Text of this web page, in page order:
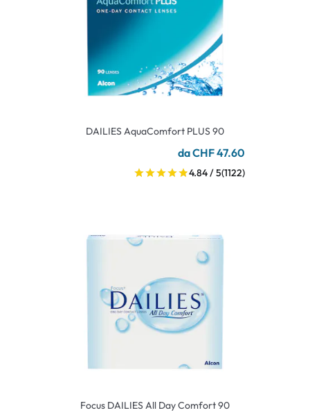
DAILIES AquaComfort PLUS 90
da CHF 47.60
4.84 / 5(1122)
Focus DAILIES All Day Comfort 90